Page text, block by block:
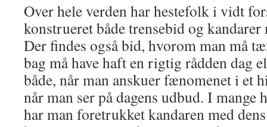
Over hele verden har hestefolk i vidt
konstrueret både trensebid og
Der findes også bid, hvorom man må
bag må have haft en rigtig rådden dag
både, når man anskuer fænomenet i et
når man ser på dagens udbud. I
har man foretrukket kandaren med